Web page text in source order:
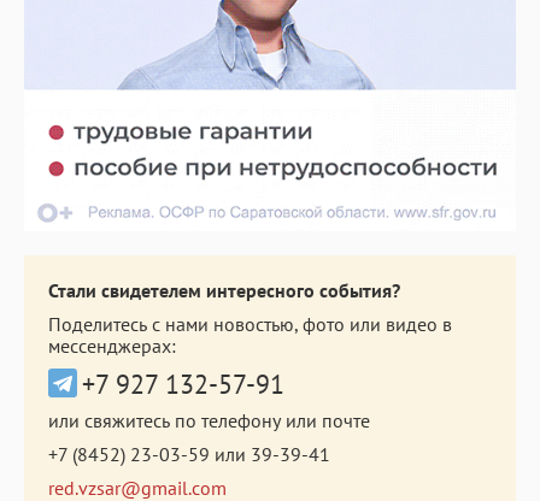
Стали свидетелем интересного события?
Поделитесь с нами новостью, фото или видео в
мессенджерах:
+7 927 132-57-91
или свяжитесь по телефону или почте
+7 (8452) 23-03-59 или 39-39-41
red.vzsar@gmail.com